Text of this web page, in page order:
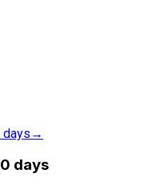
days →
days